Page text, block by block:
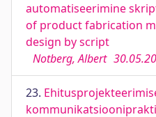
automatiseerimine
of product fabrication
design by script
Notberg, Albert
23.